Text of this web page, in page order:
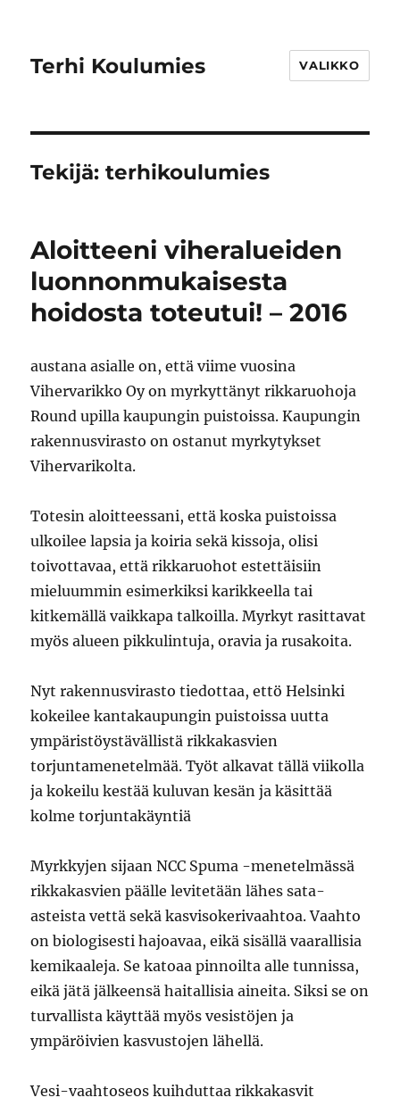
Terhi Koulumies VALIKKO
Tekijä:terhikoulumies
Aloitteeni viheralueiden
luonnonmukaisesta
hoidosta toteutui! – 2016
austana asialle on, että viime vuosina
Vihervarikko Oy on myrkyttänyt rikkaruohoja
Round upilla kaupungin puistoissa. Kaupungin
rakennusvirasto on ostanut myrkytykset
Vihervarikolta.
Totesin aloitteessani, että koska puistoissa
ulkoilee lapsia ja koiria sekä kissoja, olisi
toivottavaa, että rikkaruohot estettäisiin
mieluummin esimerkiksi karikkeella tai
kitkemällä vaikkapa talkoilla. Myrkyt rasittavat
myös alueen pikkulintuja, oravia ja rusakoita.
Nyt rakennusvirasto tiedottaa, ettö Helsinki
kokeilee kantakaupungin puistoissa uutta
ympäristöystävällistä rikkakasvien
torjuntamenetelmää. Työt alkavat tällä viikolla
ja kokeilu kestää kuluvan kesän ja käsittää
kolme torjuntakäyntiä
Myrkkyjen sijaan NCC Spuma -menetelmässä
rikkakasvien päälle levitetään lähes sata-
asteista vettä sekä kasvisokerivaahtoa. Vaahto
on biologisesti hajoavaa, eikä sisällä vaarallisia
kemikaaleja. Se katoaa pinnoilta alle tunnissa,
eikä jätä jälkeensä haitallisia aineita. Siksi se on
turvallista käyttää myös vesistöjen ja
ympäröivien kasvustojen lähellä.
Vesi-vaahtoseos kuihduttaa rikkakasvit